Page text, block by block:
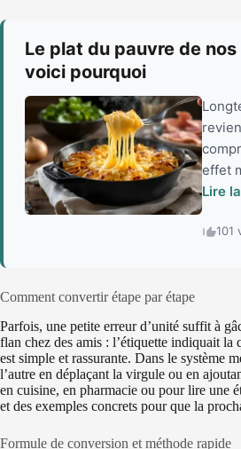
Le plat du pauvre de
voici pourquoi
effet
Lire
101
Comment convertir étape par étape
Parfois, une petite erreur d’unité suffit à
flan chez des amis : l’étiquette indiquait
est simple et rassurante. Dans le système
l’autre en déplaçant la virgule ou en
en cuisine, en pharmacie ou pour lire une
et des exemples concrets pour que la
Formule de conversion et méthode rapide